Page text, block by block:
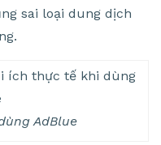
sai loại dung dịch
AdBlue